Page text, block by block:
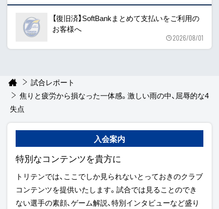
【復旧済】SoftBankまとめて支払いをご利用の
お客様へ
2026/08/01
試合レポート
焦りと疲労から損なった一体感。激しい雨の中、屈辱的な4
失点
入会案内
特別なコンテンツを貴方に
トリテンでは、ここでしか見られないとっておきのクラブ
コンテンツを提供いたします。試合では見ることのでき
ない選手の素顔、ゲーム解説、特別インタビューなど盛り